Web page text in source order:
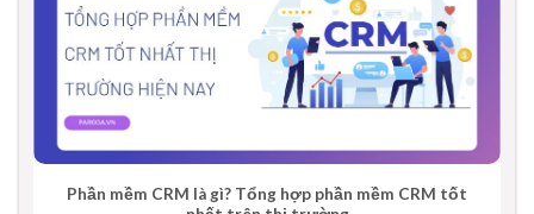
Phần mềm CRM là gì? Tổng hợp phần mềm CRM tốt